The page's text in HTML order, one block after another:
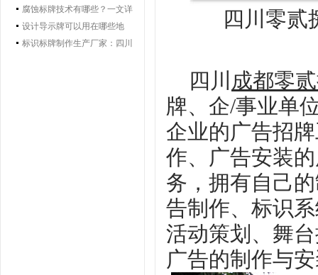
城市视觉新名片
腐蚀标牌技术有哪些？一文详
解行业主流工艺与应用
设计导示牌可以用在哪些地
方？
标识标牌制作生产厂家：四川
四川零贰
四川 成都零
牌、企/事业单
企业的广告招
作、广告安装
务 ，拥有自己
告制作、标识
活动策划、舞
广告的制作与